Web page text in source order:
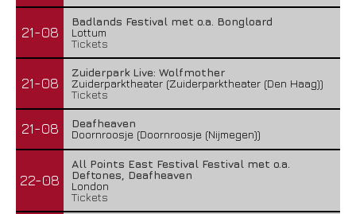
21-08
Badlands Festival met o.a. Bongloard
Lottum
Tickets
21-08
Zuiderpark Live: Wolfmother
Zuiderparktheater (Zuiderparktheater (Den Haag))
Tickets
21-08
Deafheaven
Doornroosje (Doornroosje (Nijmegen))
22-08
All Points East Festival Festival met o.a.
Deftones, Deafheaven
London
Tickets